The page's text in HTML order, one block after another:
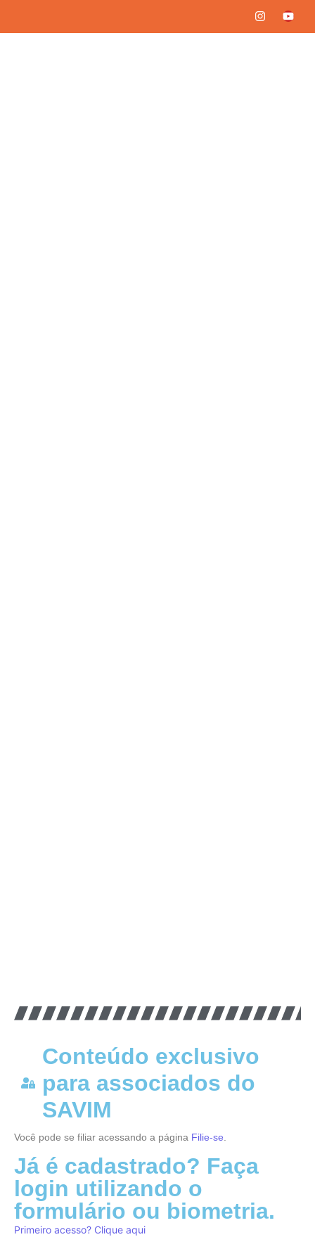
Conteúdo exclusivo
para associados do
SAVIM
Você pode se filiar acessando a página Filie-se
Já é cadastrado? Faça
login utilizando o
formulário ou biometria.
Primeiro acesso? Clique aqui